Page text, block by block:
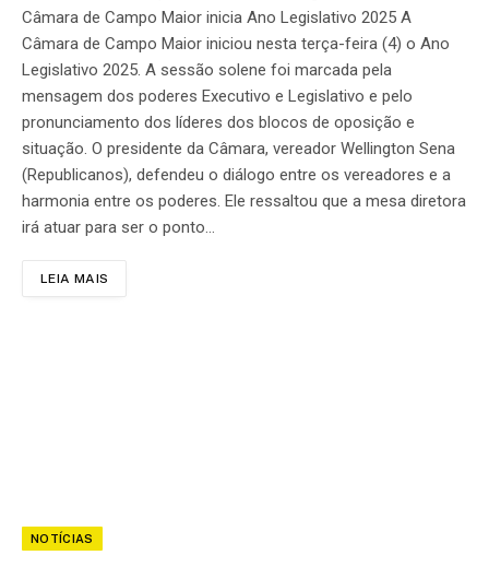
Câmara de Campo Maior inicia Ano Legislativo 2025 A
Câmara de Campo Maior iniciou nesta terça-feira (4) o Ano
Legislativo 2025. A sessão solene foi marcada pela
mensagem dos poderes Executivo e Legislativo e pelo
pronunciamento dos líderes dos blocos de oposição e
situação. O presidente da Câmara, vereador Wellington Sena
(Republicanos), defendeu o diálogo entre os vereadores e a
harmonia entre os poderes. Ele ressaltou que a mesa diretora
irá atuar para ser o ponto…
LEIA MAIS
NOTÍCIAS